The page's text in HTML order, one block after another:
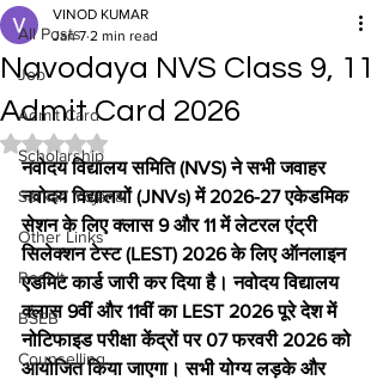
All Posts
Job
Admit Card
Scholarship
Sarkari Yojana
Other Links
Result
BSEB
Counselling
Navodaya NVS Class 9, 11
Admit Card 2026
VINOD KUMAR
Jan 7 2 min read
Rated NaN out of 5 stars.
नवोदय विद्यालय समिति (NVS) ने सभी जवाहर
नवोदय विद्यालयों (JNVs) में 2026-27 एकेडमिक
सेशन के लिए क्लास 9 और 11 में लेटरल एंट्री
सिलेक्शन टेस्ट (LEST) 2026 के लिए ऑनलाइन
एडमिट कार्ड जारी कर दिया है। नवोदय विद्यालय
क्लास 9वीं और 11वीं का LEST 2026 पूरे देश में
नोटिफाइड परीक्षा केंद्रों पर 07 फरवरी 2026 को
आयोजित किया जाएगा। सभी योग्य लड़के और